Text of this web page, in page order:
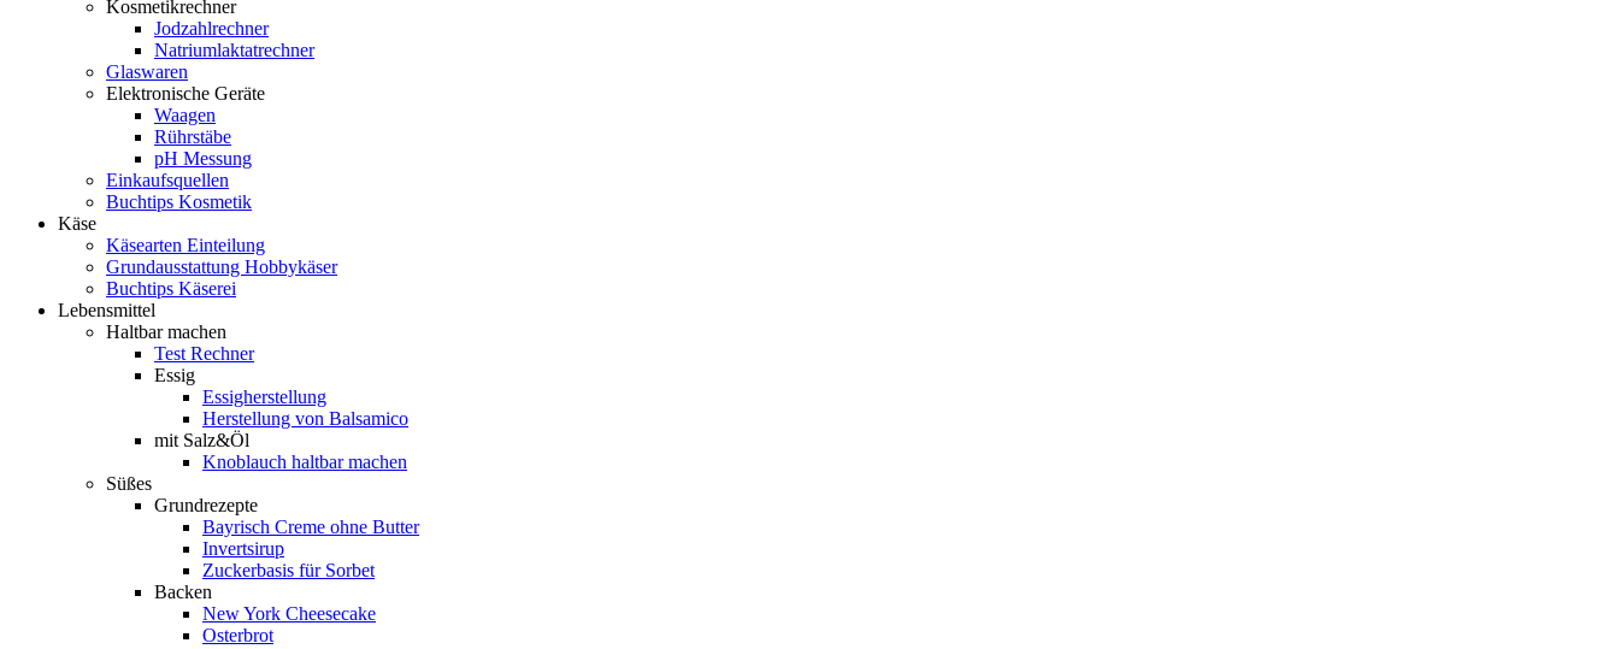
Kosmetikrechner
Jodzahlrechner
Natriumlaktatrechner
Glaswaren
Elektronische Geräte
Waagen
Rührstäbe
pH Messung
Einkaufsquellen
Buchtips Kosmetik
Käse
Käsearten Einteilung
Grundausstattung Hobbykäser
Buchtips Käserei
Lebensmittel
Haltbar machen
Test Rechner
Essig
Essigherstellung
Herstellung von Balsamico
mit Salz&Öl
Knoblauch haltbar machen
Süßes
Grundrezepte
Bayrisch Creme ohne Butter
Invertsirup
Zuckerbasis für Sorbet
Backen
New York Cheesecake
Osterbrot